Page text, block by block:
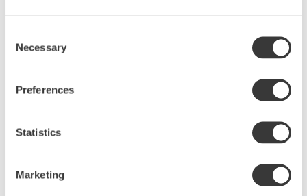
Selection
Necessary
Preferences
Statistics
Marketing
glasyren Soot.
Rustico är ugns-, mikro- och diskmaskinsäker.
stengodslera. Eftersom leran är återvunnen kan
färgen på den skifta.